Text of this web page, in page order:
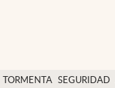
TORMENTA SEGURIDAD
Economía y finanzas